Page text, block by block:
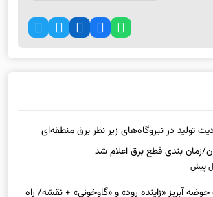
تولید در نیروگاه‌های زیر نظر برق منطقه‌ای
زمان بندی قطع برق اعلام شد
آبریز «زاینده رود» و «گاوخونی» + نقشه/ راه